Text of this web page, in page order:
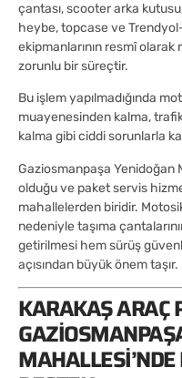
çantası, scooter arka
heybe, topcase ve
ekipmanlarının resmî
zorunlu bir süreçtir.
Bu işlem yapılmadığında
muayenesinden kalma, trafik
kalma gibi ciddi sorunlarla
Gaziosmanpaşa Yenidoğan
olduğu ve paket servis
mahallelerden biridir.
nedeniyle taşıma
getirilmesi hem sürüş
açısından büyük önem taşır.
KARAKAŞ ARAÇ